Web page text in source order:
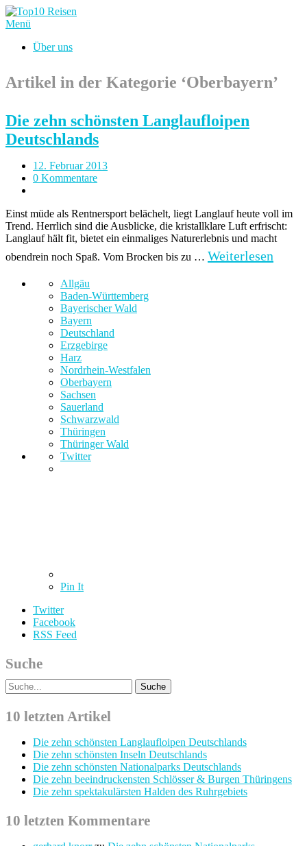
Menü
Über uns
Artikel in der Kategorie ‘Oberbayern’
Die zehn schönsten Langlaufloipen
Deutschlands
12. Februar 2013
0 Kommentare
Einst müde als Rentnersport belächelt, liegt Langlauf heute voll im
Trend. Herrlich sind die Ausblicke, die kristallklare Luft erfrischt:
Langlauf hält fit, bietet ein einmaliges Naturerlebnis und macht
obendrein noch Spaß. Vom Brocken bis zu … Weiterlesen
Allgäu
Baden-Württemberg
Bayerischer Wald
Bayern
Deutschland
Erzgebirge
Harz
Nordrhein-Westfalen
Oberbayern
Sachsen
Sauerland
Schwarzwald
Thüringen
Thüringer Wald
Twitter
Pin It
Twitter
Facebook
RSS Feed
Suche
10 letzten Artikel
Die zehn schönsten Langlaufloipen Deutschlands
Die zehn schönsten Inseln Deutschlands
Die zehn schönsten Nationalparks Deutschlands
Die zehn beeindruckensten Schlösser & Burgen Thüringens
Die zehn spektakulärsten Halden des Ruhrgebiets
10 letzten Kommentare